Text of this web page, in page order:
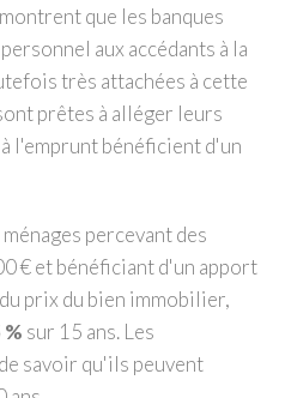
que les banques
aux accédants à la
très attachées à cette
prêtes à alléger leurs
l'emprunt bénéficient d'un
ménages percevant des
€ et bénéficiant d'un apport
prix du bien immobilier,
% sur 15 ans. Les
savoir qu'ils peuvent